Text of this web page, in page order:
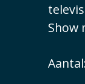
Show